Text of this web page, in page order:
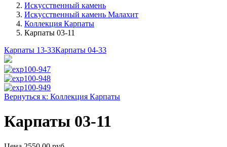
Искусственный камень
Искусственный камень Малахит
Коллекция Карпаты
Карпаты 03-11
Карпаты 13-33Карпаты 04-33
Вернуться к: Коллекция Карпаты
Карпаты 03-11